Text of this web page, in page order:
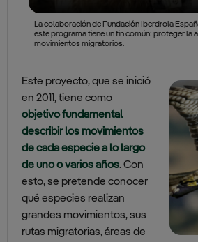
La colaboración de Fundación Iberdrola
este programa tiene un fin común: proteger la
movimientos migratorios.
Este proyecto, que se inició
en 2011, tiene como
objetivo fundamental
describir los movimientos
de cada especie a lo largo
de uno o varios años. Con
esto, se pretende conocer
qué especies realizan
grandes movimientos, sus
rutas migratorias, áreas de